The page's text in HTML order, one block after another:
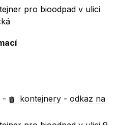
pro bioodpad v ulici
- kontejnery -odkaz na